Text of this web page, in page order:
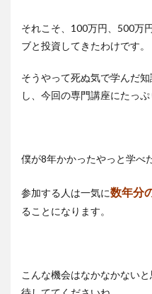
それこそ、100万円、500万
ブと投資してきたわけです。
そうやって死ぬ気で学んだ
し、今回の専門講座にたっぷ
僕が8年かかったやっと学べ
参加する人は一気に数年分
ることになります。
こんな機会はなかなかない